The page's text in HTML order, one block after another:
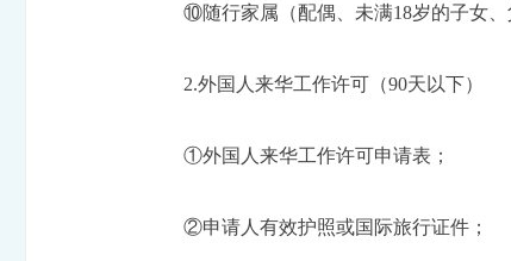
⑩随行家属（配偶、未满18岁的子女
2.外国人来华工作许可（90天以下）
①外国人来华工作许可申请表；
②申请人有效护照或国际旅行证件；